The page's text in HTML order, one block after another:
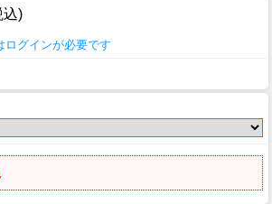
込)
ログインが必要です